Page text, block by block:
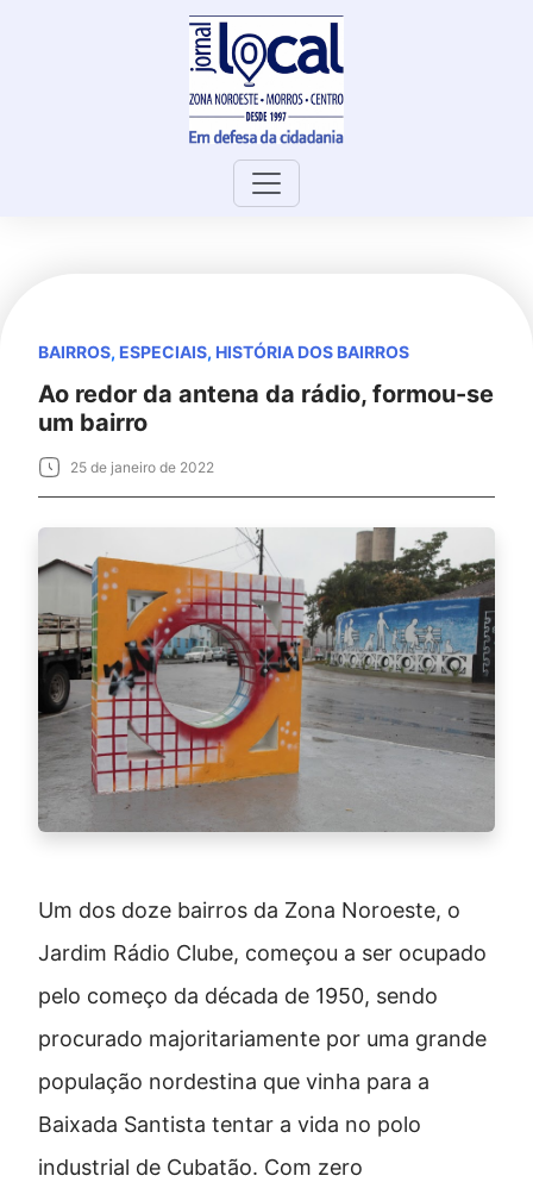
BAIRROS, ESPECIAIS, HISTÓRIA DOS BAIRROS
Ao redor da antena da rádio, formou-se
um bairro
25 de janeiro de 2022
Um dos doze bairros da Zona Noroeste, o
Jardim Rádio Clube, começou a ser ocupado
pelo começo da década de 1950, sendo
procurado majoritariamente por uma grande
população nordestina que vinha para a
Baixada Santista tentar a vida no polo
industrial de Cubatão. Com zero